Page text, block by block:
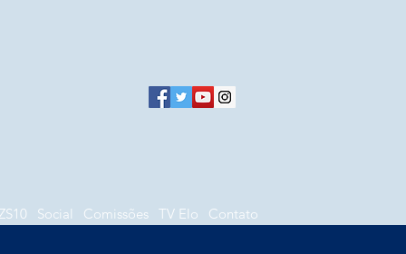
Social Comissões TV Elo Contato